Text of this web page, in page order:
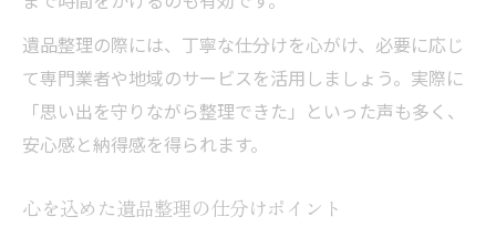
遺品整理の際には、丁寧な仕分けを心がけ、必要に応じ
て専門業者や地域のサービスを活用しましょう。実際に
「思い出を守りながら整理できた」といった声も多く、
安心感と納得感を得られます。
心を込めた遺品整理の仕分けポイント